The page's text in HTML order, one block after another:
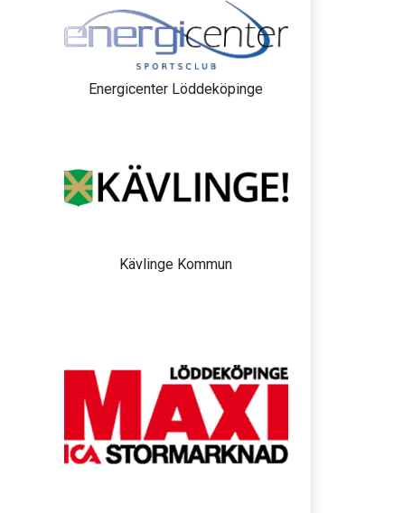
Energicenter Löddeköpinge
Kävlinge Kommun